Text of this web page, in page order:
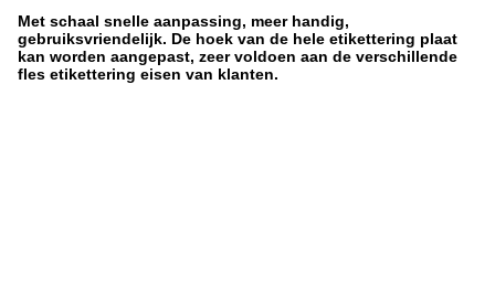
Met schaal snelle aanpassing, meer handig,
gebruiksvriendelijk. De hoek van de hele etikettering plaat
kan worden aangepast, zeer voldoen aan de verschillende
fles etikettering eisen van klanten.